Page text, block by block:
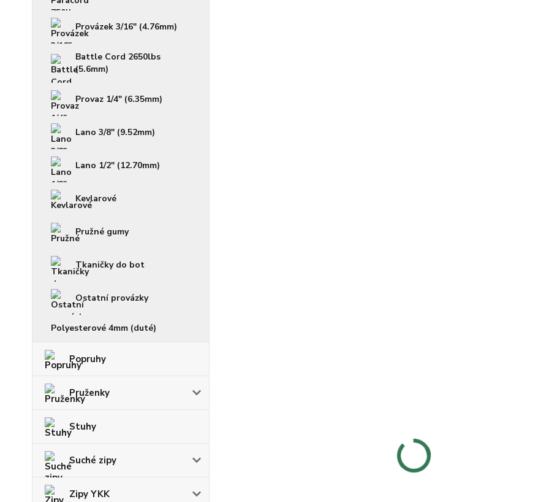
Provázek 3/16" (4.76mm)
Battle Cord 2650lbs
(5.6mm)
Provaz 1/4" (6.35mm)
Lano 3/8" (9.52mm)
Lano 1/2" (12.70mm)
Kevlarové
Pružné gumy
Tkaničky do bot
Ostatní provázky
Polyesterové 4mm (duté)
Popruhy
Pruženky
Stuhy
Suché zipy
Zipy YKK